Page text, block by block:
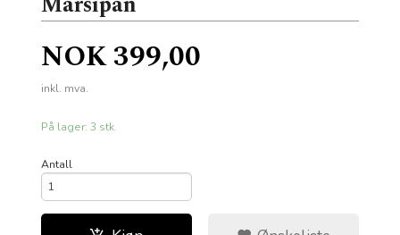
Pris
NOK399,00
inkl. mva.
På lager: 3 stk.
Antall